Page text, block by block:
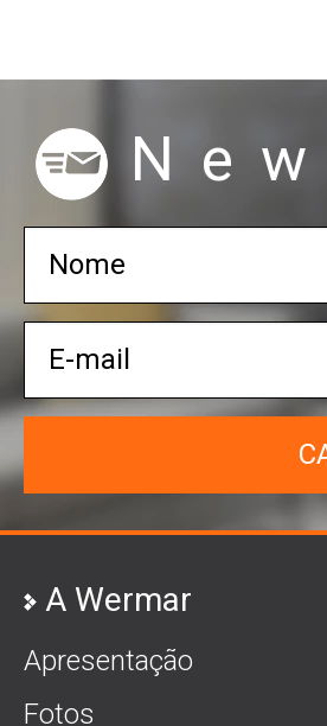
A Wermar
Apresentação
Fotos